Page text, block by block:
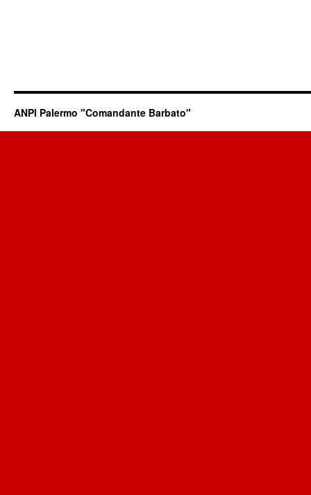
ANPI Palermo "Comandante Barbato"